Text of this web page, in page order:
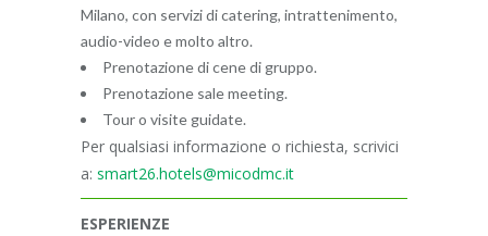
Milano, con servizi di catering, intrattenimento,
audio-video e molto altro.
Prenotazione di cene di gruppo.
Prenotazione sale meeting.
Tour o visite guidate.
Per qualsiasi informazione o richiesta, scrivici
a: smart26.hotels@micodmc.it
ESPERIENZE